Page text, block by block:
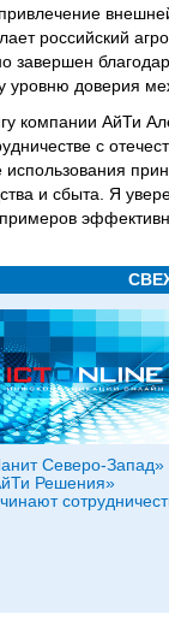
российский
доверия
компании АйТи
с
и сбыта. Я
Северо-Запад»
Решения»